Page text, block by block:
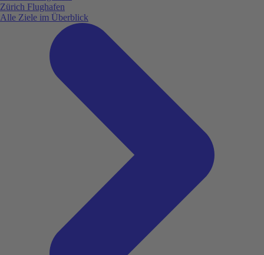
Zürich Flughafen
Alle Ziele im Überblick